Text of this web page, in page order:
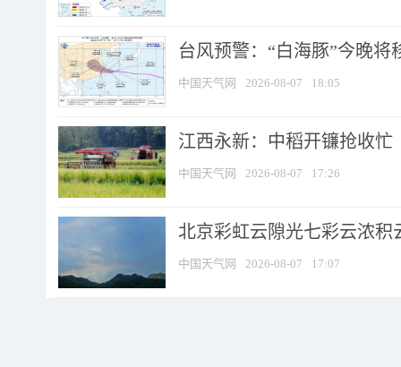
台风预警：“白海豚”今晚将
中国天气网 2026-08-07 18:05
江西永新：中稻开镰抢收忙
中国天气网 2026-08-07 17:26
北京彩虹云隙光七彩云浓积
中国天气网 2026-08-07 17:07